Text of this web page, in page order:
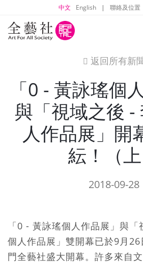
中文 English | 聯絡及位置
icon
返回所有新
「0 - 黃詠瑤個
與「視域之後 -
人作品展」開
紜！（上
2018-09-28
「0 - 黃詠瑤個人作品展」與
個人作品展」雙開幕已於9月
門全藝社盛大開幕。許多來自